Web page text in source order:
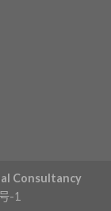
Consultancy
-1